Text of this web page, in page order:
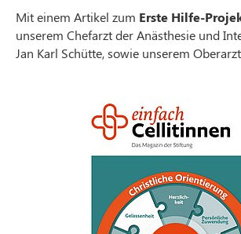
Mit einem Artikel zum Erste Hilfe-
unserem Chefarzt der Anästhesie und
Jan Karl Schütte, sowie unserem